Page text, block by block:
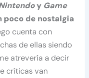
y Game
poco de nostalgia
cuenta con
de ellas siendo
atrevería a decir
críticas van